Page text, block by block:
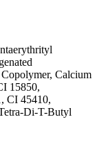
Calcium
15850,
CI 45410,
Di-T-Butyl